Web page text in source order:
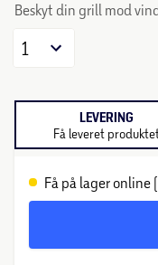
Beskyt din grill mod
1
LEVERING
Få leveret
Få på lager online